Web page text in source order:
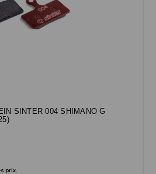
SINTER 004 SHIMANO G
prix.